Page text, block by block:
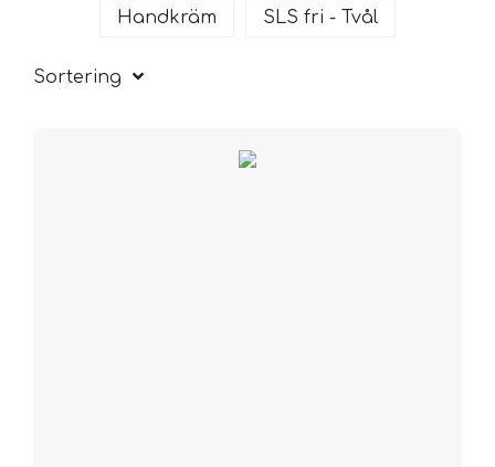
Handkräm SLS fri - Tvål
Sortering